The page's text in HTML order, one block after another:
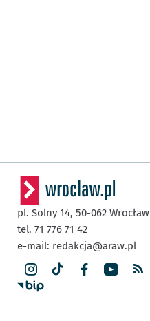
pl. Solny 14, 50-062 Wrocław
tel. 71 776 71 42
e-mail: redakcja@araw.pl